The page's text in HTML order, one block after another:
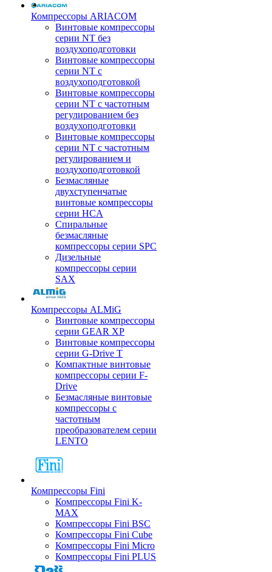
Компрессоры ARIACOM
Винтовые компрессоры
серии NT без
воздухоподготовки
Винтовые компрессоры
серии NT c
воздухоподготовкой
Винтовые компрессоры
серии NT с частотным
регулированием без
воздухоподготовки
Винтовые компрессоры
серии NT с частотным
регулированием и
воздухоподготовкой
Безмасляные
двухступенчатые
винтовые компрессоры
серии HCA
Спиральные
безмасляные
компрессоры серии SPC
Дизельные
компрессоры серии
SAX
Компрессоры ALMiG
Винтовые компрессоры
серии GEAR XP
Винтовые компрессоры
серии G-Drive T
Компактные винтовые
компрессоры серии F-
Drive
Безмасляные винтовые
компрессоры с
частотным
преобразователем серии
LENTO
Компрессоры Fini
Компрессоры Fini K-
MAX
Компрессоры Fini BSC
Компрессоры Fini Cube
Компрессоры Fini Micro
Компрессоры Fini PLUS